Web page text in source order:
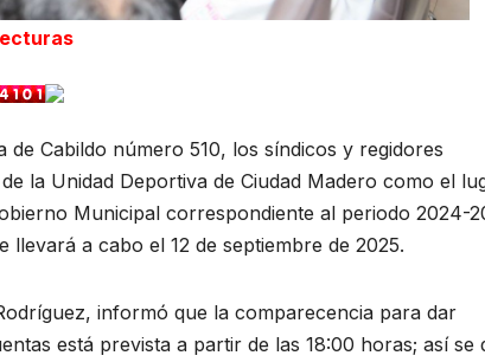
de Cabildo número 510, los síndicos y regidores
la Unidad Deportiva de Ciudad Madero como el
Municipal correspondiente al periodo 2024-
a cabo el 12 de septiembre de 2025.
informó que la comparecencia para dar
está prevista a partir de las 18:00 horas; así se